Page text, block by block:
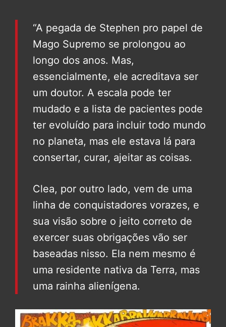
“A pegada de Stephen pro papel de
Mago Supremo se prolongou ao
longo dos anos. Mas,
essencialmente, ele acreditava ser
um doutor. A escala pode ter
mudado e a lista de pacientes pode
ter evoluído para incluir todo mundo
no planeta, mas ele estava lá para
consertar, curar, ajeitar as coisas.
Clea, por outro lado, vem de uma
linha de conquistadores vorazes, e
sua visão sobre o jeito correto de
exercer suas obrigações vão ser
baseadas nisso. Ela nem mesmo é
uma residente nativa da Terra, mas
uma rainha alienígena.